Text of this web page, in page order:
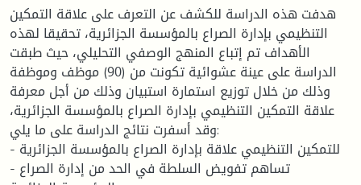
هدفت هذه الدراسة للكشف عن التعرف على علاقة التمكين
التنظيمي بإدارة الصراع بالمؤسسة الجزائرية، تحقيقا لهذه
الأهداف تم إتباع المنهج الوصفي التحليلي، حيث طبقت
الدراسة على عينة عشوائية تكونت من (90) موظف وموظفة
وذلك من خلال توزيع استمارة استبيان وذلك من أجل معرفة
علاقة التمكين التنظيمي بإدارة الصراع بالمؤسسة الجزائرية،
وقد أسفرت نتائج الدراسة على ما يلي:
- للتمكين التنظيمي علاقة بإدارة الصراع بالمؤسسة الجزائرية
- تساهم تفويض السلطة في الحد من إدارة الصراع